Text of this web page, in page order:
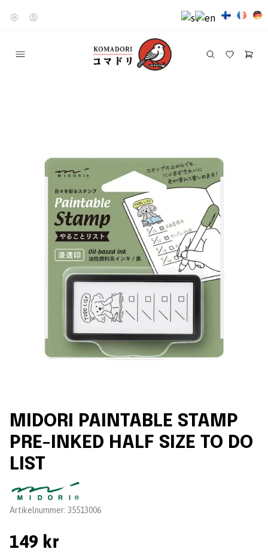
MIDORI PAINTABLE STAMP
PRE-INKED HALF SIZE TO DO
LIST
Leverantör:
Artikelnummer: 35513006
149 kr